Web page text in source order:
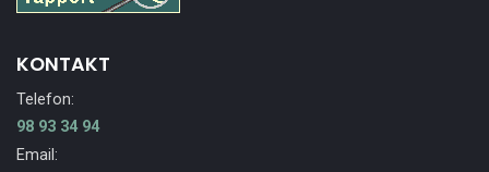
KONTAKT
Telefon:
98 93 34 94
Email: